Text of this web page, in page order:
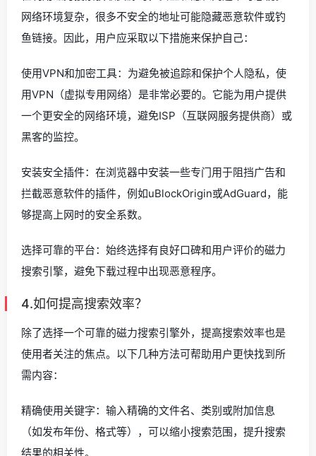
网络环境复杂，很多不安全的地址可能隐藏恶意软件或钓
鱼链接。因此，用户应采取以下措施来保护自己：
使用VPN和加密工具：为避免被追踪和保护个人隐私，使
用VPN（虚拟专用网络）是非常必要的。它能为用户提供
一个更安全的网络环境，避免ISP（互联网服务提供商）或
黑客的监控。
安装安全插件：在浏览器中安装一些专门用于阻挡广告和
拦截恶意软件的插件，例如uBlockOrigin或AdGuard，能
够提高上网时的安全系数。
选择可靠的平台：始终选择有良好口碑和用户评价的磁力
搜索引擎，避免下载过程中出现恶意程序。
4.如何提高搜索效率？
除了选择一个可靠的磁力搜索引擎外，提高搜索效率也是
使用者关注的焦点。以下几种方法可帮助用户更快找到所
需内容：
精确使用关键字：输入精确的文件名、类别或附加信息
（如发布年份、格式等），可以缩小搜索范围，提升搜索
结果的相关性。